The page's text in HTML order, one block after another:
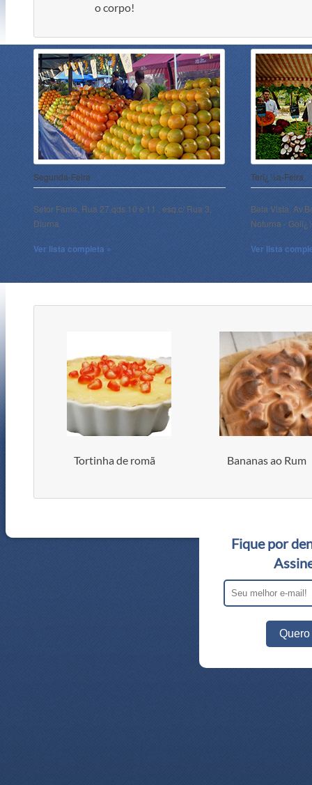
o corpo!
Segunda-Feira
Setor Fama, Rua 27,qds.10 e 11 , esq.c/ Rua 3,
Diurna
Ver lista completa »
Terï¿½a-Feira
Bela Vista,
Noturna -
Ver lista
Tortinha de romã Bananas ao Rum
Fique por